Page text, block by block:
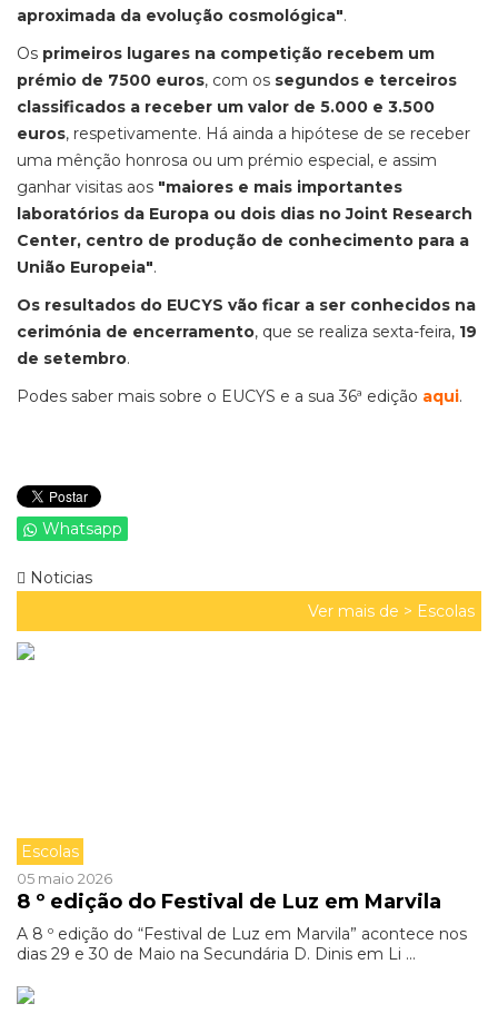
aproximada da evolução cosmológica".
Os primeiros lugares na competição recebem um
prémio de 7500 euros, com os segundos e terceiros
classificados a receber um valor de 5.000 e 3.500
euros, respetivamente. Há ainda a hipótese de se receber
uma mênção honrosa ou um prémio especial, e assim
ganhar visitas aos "maiores e mais importantes
laboratórios da Europa ou dois dias no Joint Research
Center, centro de produção de conhecimento para a
União Europeia".
Os resultados do EUCYS vão ficar a ser conhecidos na
cerimónia de encerramento, que se realiza sexta-feira, 19
de setembro.
Podes saber mais sobre o EUCYS e a sua 36ª edição aqui.
Whatsapp
Noticias
Ver mais de > Escolas
Escolas
05 maio 2026
8 º edição do Festival de Luz em Marvila
A 8 º edição do “Festival de Luz em Marvila” acontece nos
dias 29 e 30 de Maio na Secundária D. Dinis em Li ...